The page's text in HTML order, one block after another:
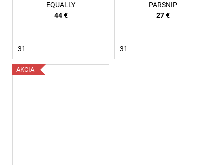
EQUALLY
44 €
31
PARSNIP
27 €
31
AKCIA